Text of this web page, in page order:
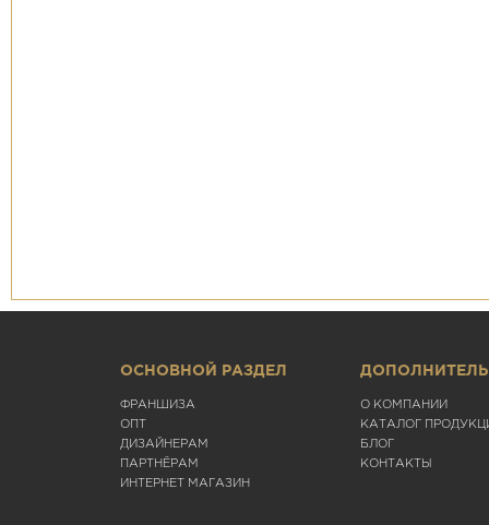
ОСНОВНОЙ РАЗДЕЛ
ФРАНШИЗА
ОПТ
ДИЗАЙНЕРАМ
ПАРТНЁРАМ
ИНТЕРНЕТ МАГАЗИН
О КОМПАНИИ
КАТАЛОГ
БЛОГ
КОНТАКТЫ